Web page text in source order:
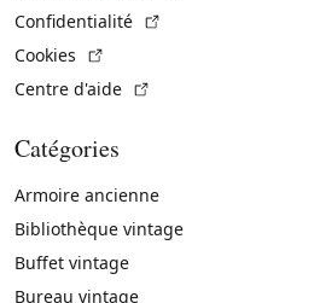
Confidentialité
Cookies
Centre d'aide
Catégories
Armoire ancienne
Bibliothèque vintage
Buffet vintage
Bureau vintage